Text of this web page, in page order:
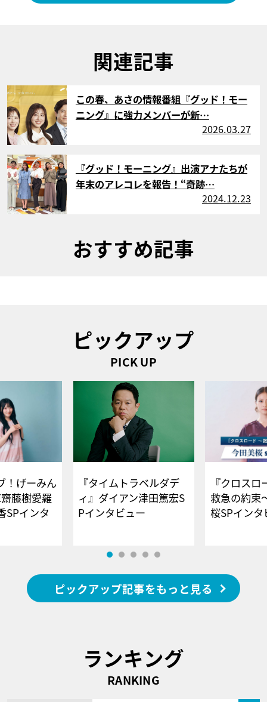
関連記事
サムネイル
この春、あさの情報番組『グッド！モー
ニング』に強力メンバーが新…
2026.03.27
サムネイル
『グッド！モーニング』出演アナたちが
年末のアレコレを報告！“奇跡…
2024.12.23
おすすめ記事
ピックアップ
PICK UP
！げーみん
藤樹愛羅
SPインタ
『タイムトラベルダデ
ィ』ダイアン津田篤宏S
Pインタビュー
『クロス
救急の約束
桜SPイ
ピックアップ記事をもっと見る
ランキング
RANKING